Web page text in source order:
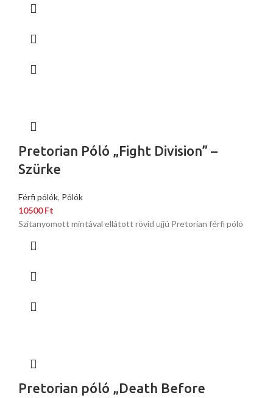
Pretorian Póló „Fight Division” –
Szürke
Férfi pólók, Pólók
10500Ft
Szitanyomott mintával ellátott rövid ujjú Pretorian férfi póló
Pretorian póló „Death Before